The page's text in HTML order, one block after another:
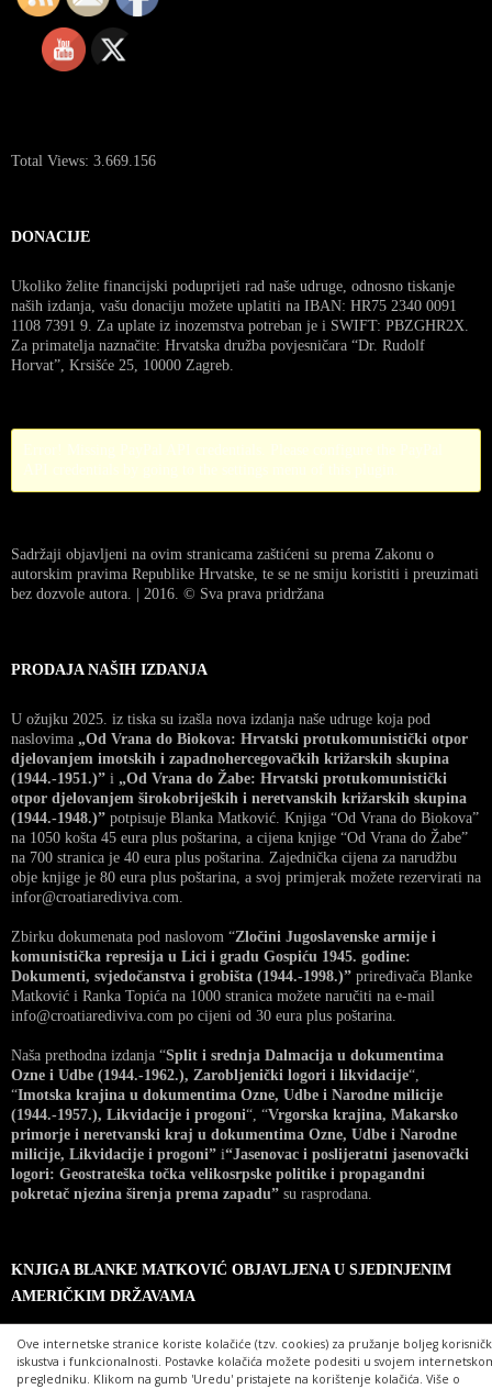
Ove internetske stranice koriste kolačiće (tzv. cookies) za pružanje boljeg
iskustva i funkcionalnosti. Postavke kolačića možete podesiti u svojem
pregledniku. Klikom na gumb 'Uredu' pristajete na korištenje kolačića. Više o
Total Views: 3.669.156
DONACIJE
Ukoliko želite financijski poduprijeti rad naše udruge, odnosno tiskanje
naših izdanja, vašu donaciju možete uplatiti na IBAN: HR75 2340 0091
1108 7391 9. Za uplate iz inozemstva potreban je i SWIFT: PBZGHR2X.
Za primatelja naznačite: Hrvatska družba povjesničara “Dr. Rudolf
Horvat”, Krsišće 25, 10000 Zagreb.
Sadržaji objavljeni na ovim stranicama zaštićeni su prema Zakonu o
autorskim pravima Republike Hrvatske, te se ne smiju koristiti i preuzimati
bez dozvole autora. | 2016. © Sva prava pridržana
PRODAJA NAŠIH IZDANJA
U ožujku 2025. iz tiska su izašla nova izdanja naše udruge koja pod
naslovima „Od Vrana do Biokova: Hrvatski protukomunistički otpor
djelovanjem imotskih i zapadnohercegovačkih križarskih skupina
(1944.-1951.)” i „Od Vrana do Žabe: Hrvatski protukomunistički
otpor djelovanjem širokobrijeških i neretvanskih križarskih skupina
(1944.-1948.)” potpisuje Blanka Matković. Knjiga “Od Vrana do Biokova”
na 1050 košta 45 eura plus poštarina, a cijena knjige “Od Vrana do Žabe”
na 700 stranica je 40 eura plus poštarina. Zajednička cijena za narudžbu
obje knjige je 80 eura plus poštarina, a svoj primjerak možete rezervirati na
infor@croatiarediviva.com.
Zbirku dokumenata pod naslovom “Zločini Jugoslavenske armije i
komunistička represija u Lici i gradu Gospiću 1945. godine:
Dokumenti, svjedočanstva i grobišta (1944.-1998.)” priređivača Blanke
Matković i Ranka Topića na 1000 stranica možete naručiti na e-mail
info@croatiarediviva.com po cijeni od 30 eura plus poštarina.
Naša prethodna izdanja “Split i srednja Dalmacija u dokumentima
Ozne i Udbe (1944.-1962.), Zarobljenički logori i likvidacije“,
“Imotska krajina u dokumentima Ozne, Udbe i Narodne milicije
(1944.-1957.), Likvidacije i progoni“, “Vrgorska krajina, Makarsko
primorje i neretvanski kraj u dokumentima Ozne, Udbe i Narodne
milicije, Likvidacije i progoni” i“Jasenovac i poslijeratni jasenovački
logori: Geostrateška točka velikosrpske politike i propagandni
pokretač njezina širenja prema zapadu” su rasprodana.
KNJIGA BLANKE MATKOVIĆ OBJAVLJENA U SJEDINJENIM
AMERIČKIM DRŽAVAMA